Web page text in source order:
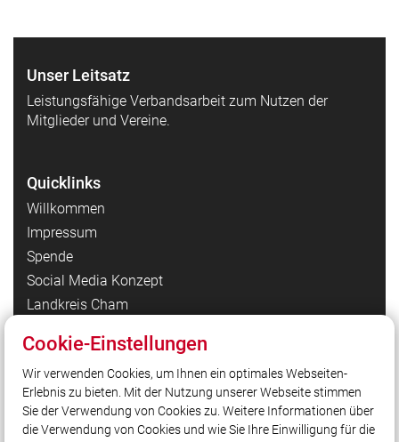
Unser Leitsatz
Leistungsfähige Verbandsarbeit zum Nutzen der
Mitglieder und Vereine.
Quicklinks
Willkommen
Impressum
Spende
Social Media Konzept
Landkreis Cham
Datenschutzerklärung Homepage
Datenschutzerklärung Facebook
Datenschutzerklärung Instagram
Datenschutzerklärung YouTube
Cookie-Einstellungen
Wir verwenden Cookies, um Ihnen ein optimales Webseiten-
Erlebnis zu bieten. Mit der Nutzung unserer Webseite stimmen
Sie der Verwendung von Cookies zu. Weitere Informationen über
die Verwendung von Cookies und wie Sie Ihre Einwilligung für die